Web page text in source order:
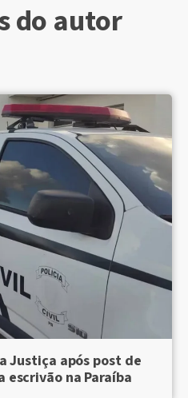
do autor
Justiça após post de
na Paraíba